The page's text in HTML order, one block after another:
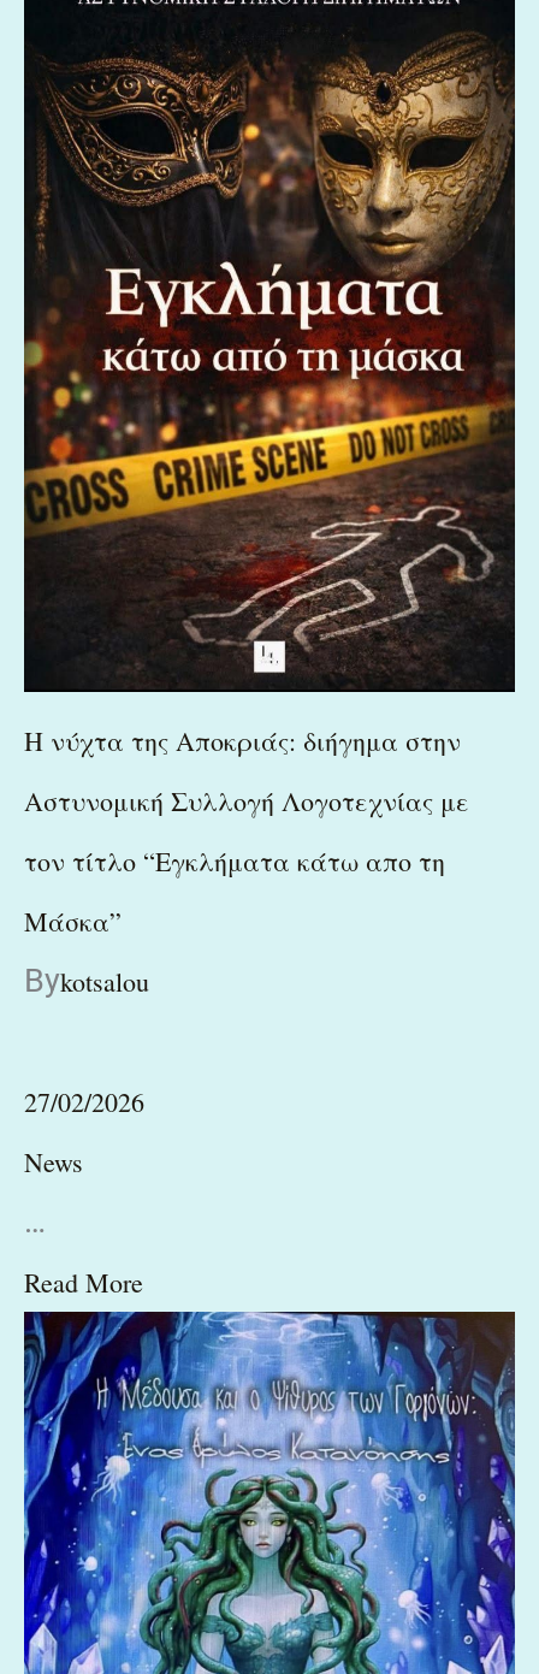
H νύχτα της Αποκριάς: διήγημα στην
Αστυνομική Συλλογή Λογοτεχνίας με
τον τίτλο “Εγκλήματα κάτω απο τη
Μάσκα”
Bykotsalou
27/02/2026
News
…
Read More